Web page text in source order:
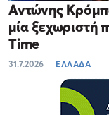
Αντώνης
μία
Time
31.7.2026 ΕΛΛΑΔΑ